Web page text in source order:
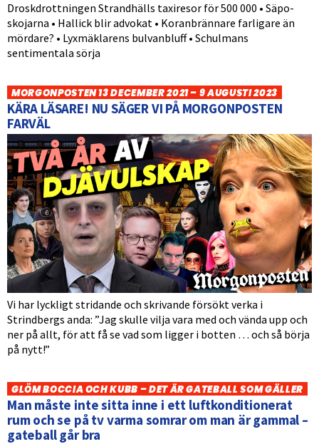
Droskdrottningen Strandhälls taxiresor för 500 000 • Säpo-
skojarna • Hallick blir advokat • Koranbrännare farligare än
mördare? • Lyxmäklarens bulvanbluff • Schulmans
sentimentala sörja
MORGONPOSTEN 13 DECEMBER 2021 – 9 AUGUSTI 2023
KÄRA LÄSARE! NU SÄGER VI PÅ MORGONPOSTEN
FARVÄL
Vi har lyckligt stridande och skrivande försökt verka i
Strindbergs anda: ”Jag skulle vilja vara med och vända upp och
ner på allt, för att få se vad som ligger i botten … och så börja
på nytt!”
GLÖM BOCCIA OCH KUBB – DET ÄR GATEBALL SOM GÄLLER
Man måste inte sitta inne i ett luftkonditionerat
rum och se på tv varma somrar om man är gammal –
gateball går bra